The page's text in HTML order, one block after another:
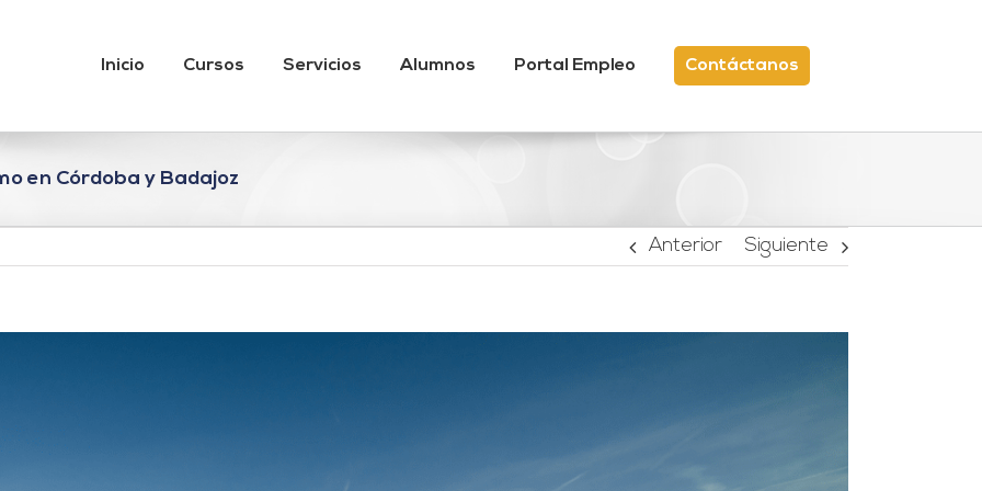
Inicio Cursos Servicios Alumnos Portal Empleo Contáctanos
en Córdoba y Badajoz
Anterior Siguiente